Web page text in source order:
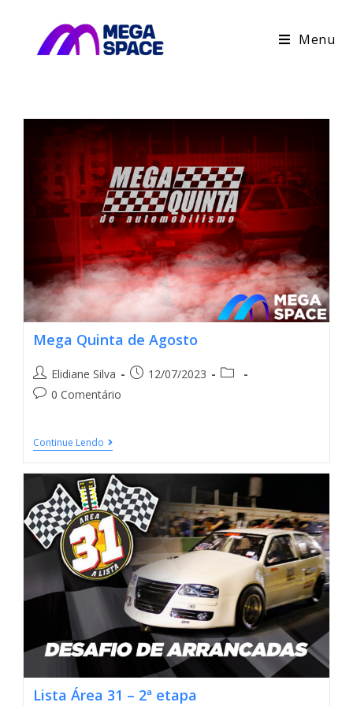
Menu
Mega Quinta de Agosto
Elidiane Silva
12/07/2023
0 Comentário
Continue Lendo
Lista Área 31 – 2ª etapa